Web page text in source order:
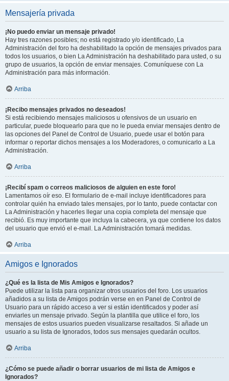
Mensajería privada
¡No puedo enviar un mensaje privado!
Hay tres razones posibles; no está registrado y/o identificado, La
Administración del foro ha deshabilitado la opción de mensajes privados para
todos los usuarios, o bien La Administración ha deshabilitado para usted, o su
grupo de usuarios, la opción de enviar mensajes. Comuníquese con La
Administración para más información.
Arriba
¡Recibo mensajes privados no deseados!
Si está recibiendo mensajes maliciosos u ofensivos de un usuario en
particular, puede bloquearlo para que no le pueda enviar mensajes dentro de
las opciones del Panel de Control de Usuario, puede usar el botón para
informar o reportar dichos mensajes a los Moderadores, o comunicarlo a La
Administración.
Arriba
¡Recibí spam o correos maliciosos de alguien en este foro!
Lamentamos oír eso. El formulario de e-mail incluye identificadores para
controlar quién ha enviado tales mensajes, por lo tanto, puede contactar con
La Administración y hacerles llegar una copia completa del mensaje que
recibió. Es muy importante que incluya la cabecera, ya que contiene los datos
del usuario que envió el e-mail. La Administración tomará medidas.
Arriba
Amigos e Ignorados
¿Qué es la lista de Mis Amigos e Ignorados?
Puede utilizar la lista para organizar otros usuarios del foro. Los usuarios
añadidos a su lista de Amigos podrán verse en en Panel de Control de
Usuario para un rápido acceso a ver si están identificados y poder así
enviarles un mensaje privado. Según la plantilla que utilice el foro, los
mensajes de estos usuarios pueden visualizarse resaltados. Si añade un
usuario a su lista de Ignorados, todos sus mensajes quedarán ocultos.
Arriba
¿Cómo se puede añadir o borrar usuarios de mi lista de Amigos e
Ignorados?